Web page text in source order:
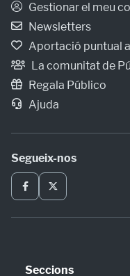
Gestionar el meu
Newsletters
Aportació puntual
La comunitat de
Regala Público
Ajuda
Segueix-nos
Seccions